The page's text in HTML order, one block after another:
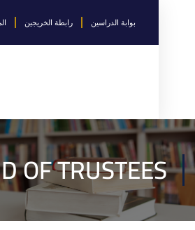
بوابة الدراسين رابطة الخريجين المكتبة
OF